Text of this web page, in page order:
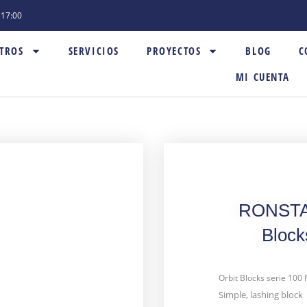
SERVICIOS PROYECTOS BLOG
MI CUENTA
Orbit Blocks serie 100
Simple, lashing block